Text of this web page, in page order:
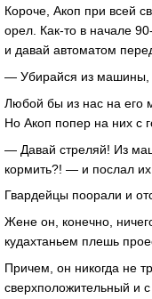
Короче, Акоп при всей
орел. Как-то в начале
и давай автоматом
— Убирайся из машины,
Любой бы из нас на его
Но Акоп попер на них с
— Давай стреляй! Из
кормить?! — и послал их
Гвардейцы поорали и
Жене он, конечно,
кудахтаньем плешь
Причем, он никогда не
сверхположительный и